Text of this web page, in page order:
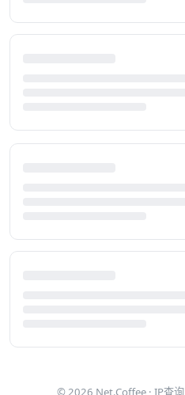
© 2026 Net.Coffee · IP查询